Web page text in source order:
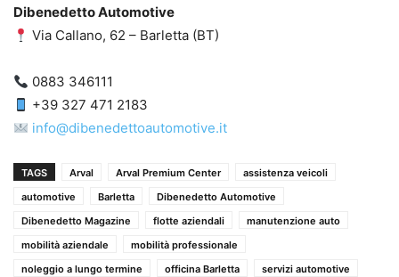
Dibenedetto Automotive
Via Callano, 62 – Barletta (BT)
0883 346111
+39 327 471 2183
info@dibenedettoautomotive.it
TAGS Arval Arval Premium Center
assistenza veicoli
automotive
Barletta
Dibenedetto Automotive
Dibenedetto Magazine
flotte aziendali
manutenzione auto
mobilità aziendale
mobilità professionale
noleggio a lungo termine
officina Barletta servizi automotive